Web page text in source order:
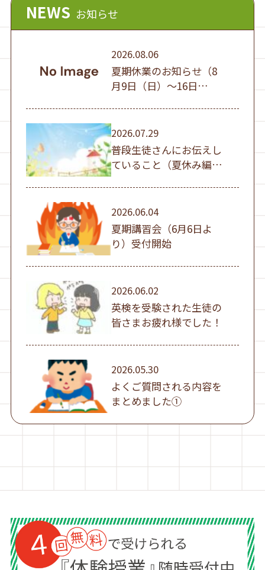
NEWS お知らせ
2026.08.06
夏期休業のお知らせ（8
月9日（日）～16日
2026.07.29
普段生徒さんにお伝えし
ていること（夏休み編
①）
2026.06.04
夏期講習会（6月6日よ
り）受付開始
2026.06.02
英検を受験された生徒の
皆さまお疲れ様でした！
2026.05.30
よくご質問される内容を
まとめました①